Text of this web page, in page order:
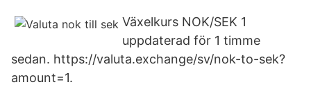
Växelkurs NOK/SEK 1
uppdaterad för 1 timme
sedan. https://valuta.exchange/sv/nok-to-sek?
amount=1.